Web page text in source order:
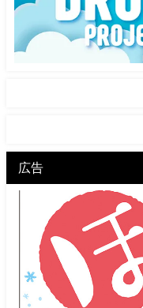
広告